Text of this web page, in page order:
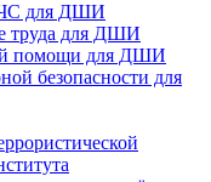
для ДШИ
труда для ДШИ
помощи для ДШИ
безопасности для